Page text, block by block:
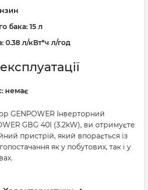
бака: 15 л
0.38 л/кВт*ч л/год
немає
GENPOWER Інверторний
GBG 40I (3.2kW), ви отримуєте
пристрій, який впорається із
як у побутових, так і у